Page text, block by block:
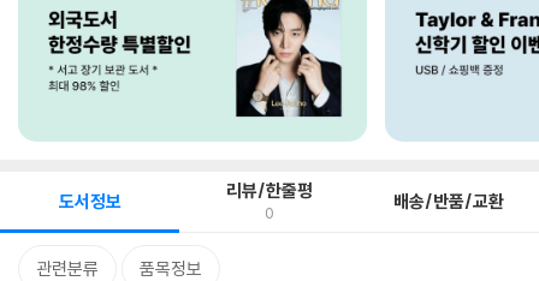
도서정보 리뷰/한줄평
0 배송/반품/교환
관련분류 품목정보